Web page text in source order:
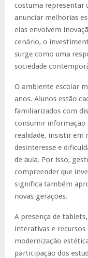
costuma representar
anunciar melhorias
elas envolvem
cenário, o
surge como uma
sociedade
O ambiente escolar
anos. Alunos estão
familiarizados com
consumir informação
realidade, insistir em
desinteresse e
de aula. Por isso,
compreender que
significa também
novas gerações.
A presença de
interativas e
modernização
participação dos